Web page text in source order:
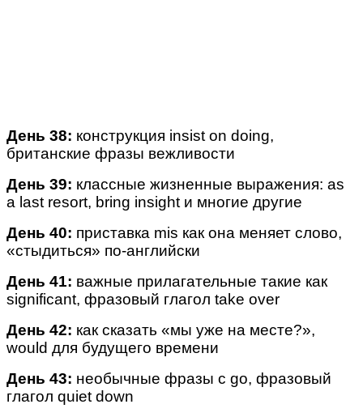
День 38: конструкция insist on doing,
британские фразы вежливости
День 39: классные жизненные выражения: as
a last resort, bring insight и многие другие
День 40: приставка mis как она меняет слово,
«стыдиться» по-английски
День 41: важные прилагательные такие как
significant, фразовый глагол take over
День 42: как сказать «мы уже на месте?»,
would для будущего времени
День 43: необычные фразы с go, фразовый
глагол quiet down